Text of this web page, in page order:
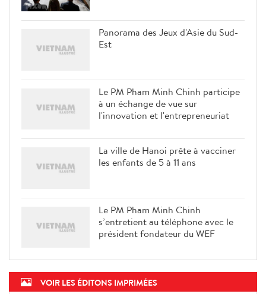
Panorama des Jeux d'Asie du Sud-
Est
Le PM Pham Minh Chinh participe
à un échange de vue sur
l'innovation et l'entrepreneuriat
La ville de Hanoi prête à vacciner
les enfants de 5 à 11 ans
Le PM Pham Minh Chinh
s’entretient au téléphone avec le
président fondateur du WEF
VOIR LES ÉDITONS IMPRIMÉES